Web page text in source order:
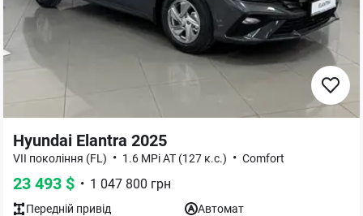
Hyundai Elantra 2025
VII покоління (FL) • 1.6 MPi AT (127 к.с.) • Comfort
23 493 $ • 1 047 800 грн
Передній привід
Автомат